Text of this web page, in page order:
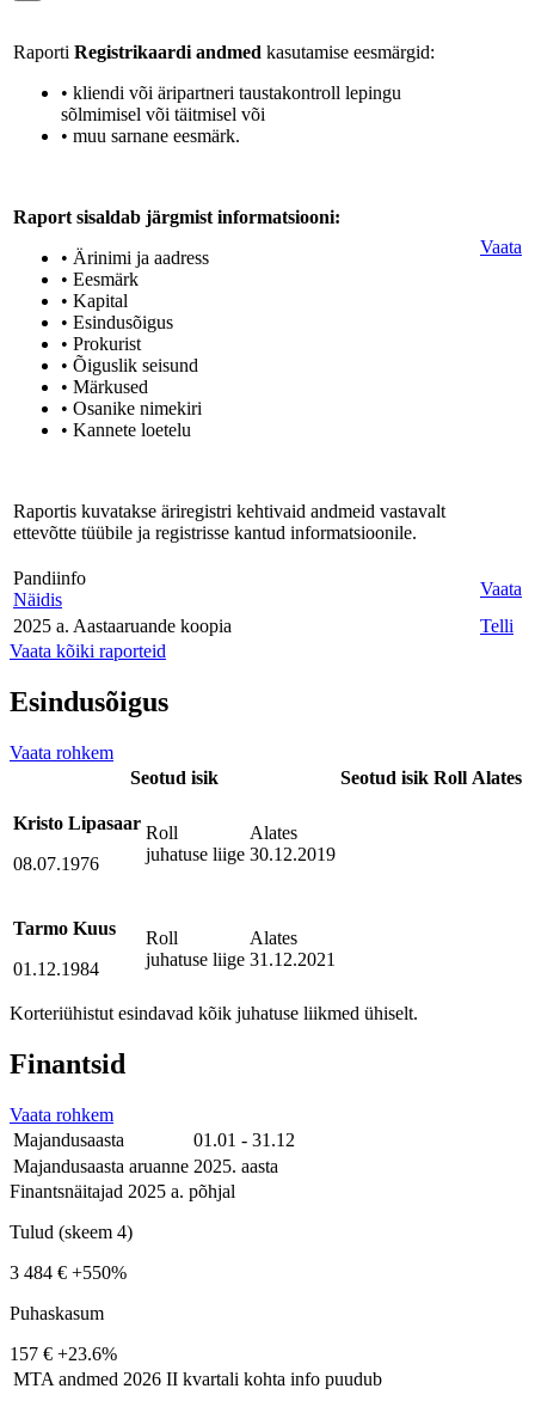
Raporti Registrikaardi andmed kasutamise eesmärgid:
• kliendi või äripartneri taustakontroll lepingu
sõlmimisel või täitmisel või
• muu sarnane eesmärk.
Raport sisaldab järgmist informatsiooni:
• Ärinimi ja aadress
• Eesmärk
• Kapital
• Esindusõigus
• Prokurist
• Õiguslik seisund
• Märkused
• Osanike nimekiri
• Kannete loetelu
Raportis kuvatakse äriregistri kehtivaid andmeid vastavalt
ettevõtte tüübile ja registrisse kantud informatsioonile.
Vaata
Pandiinfo
Näidis
Vaata
2025 a. Aastaaruande koopia
Telli
Vaata kõiki raporteid
Esindusõigus
Vaata rohkem
Seotud isik
Seotud isik Roll Alates
Kristo Lipasaar
08.07.1976
Roll
juhatuse liige
Alates
30.12.2019
Tarmo Kuus
01.12.1984
Roll
juhatuse liige
Alates
31.12.2021
Korteriühistut esindavad kõik juhatuse liikmed ühiselt.
Finantsid
Vaata rohkem
Majandusaasta
01.01 - 31.12
Majandusaasta aruanne 2025. aasta
Finantsnäitajad 2025 a. põhjal
Tulud (skeem 4)
3 484 € +550%
Puhaskasum
157 € +23.6%
MTA andmed 2026 II kvartali kohta info puudub